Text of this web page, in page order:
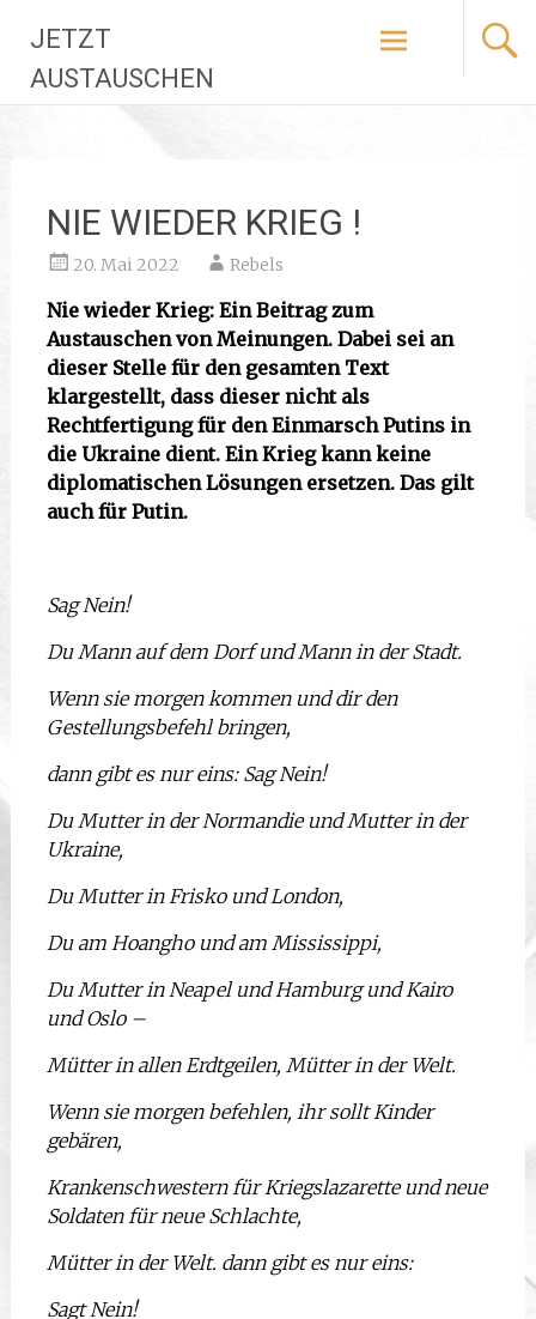
Inhalt
springen
JETZT
AUSTAUSCHEN
NIE WIEDER KRIEG !
20. Mai 2022 Rebels
Nie wieder Krieg: Ein Beitrag zum
Austauschen von Meinungen. Dabei sei an
dieser Stelle für den gesamten Text
klargestellt, dass dieser nicht als
Rechtfertigung für den Einmarsch Putins in
die Ukraine dient. Ein Krieg kann keine
diplomatischen Lösungen ersetzen. Das gilt
auch für Putin.
Sag Nein!
Du Mann auf dem Dorf und Mann in der Stadt.
Wenn sie morgen kommen und dir den
Gestellungsbefehl bringen,
dann gibt es nur eins: Sag Nein!
Du Mutter in der Normandie und Mutter in der
Ukraine,
Du Mutter in Frisko und London,
Du am Hoangho und am Mississippi,
Du Mutter in Neapel und Hamburg und Kairo
und Oslo –
Mütter in allen Erdtgeilen, Mütter in der Welt.
Wenn sie morgen befehlen, ihr sollt Kinder
gebären,
Krankenschwestern für Kriegslazarette und neue
Soldaten für neue Schlachte,
Mütter in der Welt. dann gibt es nur eins:
Sagt Nein!